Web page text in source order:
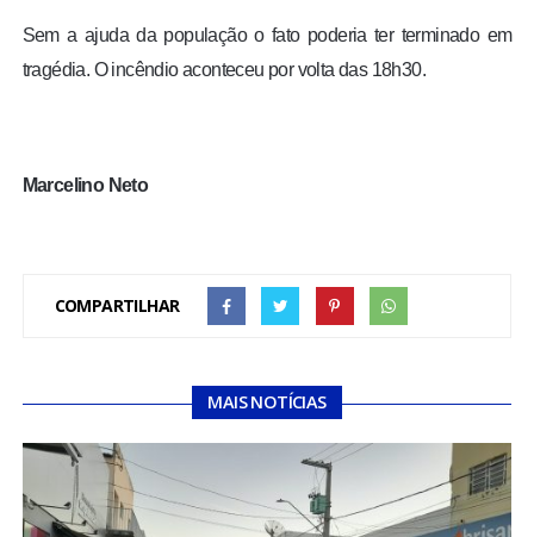
Sem a ajuda da população o fato poderia ter terminado em
tragédia. O incêndio aconteceu por volta das 18h30.
Marcelino Neto
COMPARTILHAR
MAIS NOTÍCIAS